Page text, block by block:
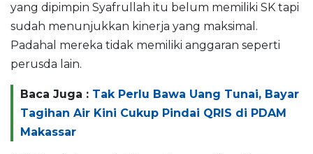
yang dipimpin Syafrullah itu belum memiliki SK tapi
sudah menunjukkan kinerja yang maksimal.
Padahal mereka tidak memiliki anggaran seperti
perusda lain.
Baca Juga : Tak Perlu Bawa Uang Tunai, Bayar
Tagihan Air Kini Cukup Pindai QRIS di PDAM
Makassar